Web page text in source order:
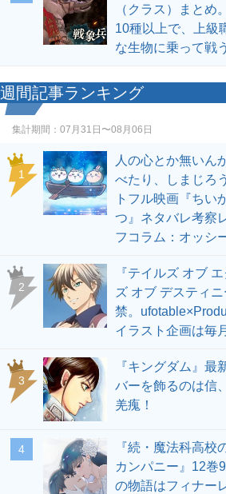
（クラス）まとめ
10種以上で、上級
な生物に乗って戦
週間記事ランキング
集計期間： 07月31日〜08月06日
1
人の心とか無いん
べたり、しまじろ
トフル映画『ちい
つ』ネタバレ考察
フコラム：オッシ
2
『テイルズ オブ
ズ オブ デスティ
禁。
イラスト企画は毎
3
『キングダム』最
バーを飾るのは信
羌瘣！
4
『続・魔法科高校
カンパニー』12巻
の物語はフィナー